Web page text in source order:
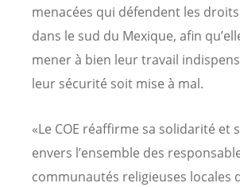
menacées qui défendent les
dans le sud du Mexique, afin
mener à bien leur travail
leur sécurité soit mise à mal.
«Le COE réaffirme sa solidarité et
envers l’ensemble des
communautés religieuses